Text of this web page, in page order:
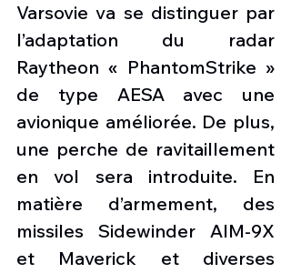
Varsovie va se distinguer par
l’adaptation du radar
Raytheon « PhantomStrike »
de type AESA avec une
avionique améliorée. De plus,
une perche de ravitaillement
en vol sera introduite. En
matière d’armement, des
missiles Sidewinder AIM-9X
et Maverick et diverses